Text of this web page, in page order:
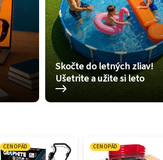
Skočte do letných zliav!
Ušetrite a užite si leto
CENOPÁD CENOPÁD